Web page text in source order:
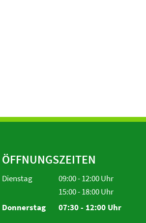
ÖFFNUNGSZEITEN
Dienstag 09:00-12:00Uhr
Von 09:00 bis 12:00 Uhr
15:00-18:00Uhr
Von 15:00 bis 18:00 Uhr
Donnerstag 07:30- 12:00 Uhr